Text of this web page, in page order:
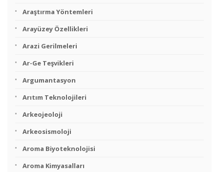
Araştırma Yöntemleri
Arayüzey Özellikleri
Arazi Gerilmeleri
Ar-Ge Teşvikleri
Argumantasyon
Arıtım Teknolojileri
Arkeojeoloji
Arkeosismoloji
Aroma Biyoteknolojisi
Aroma Kimyasalları